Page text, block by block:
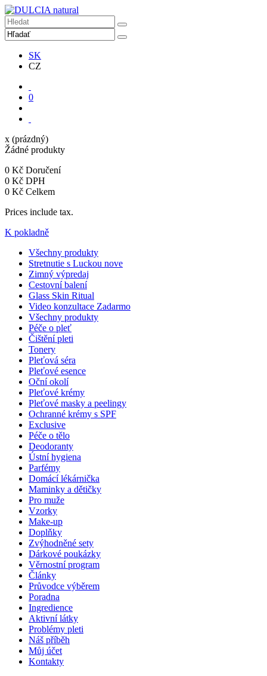
SK
CZ
0
x (prázdný)
Žádné produkty
0 Kč Doručení
0 Kč DPH
0 Kč Celkem
Prices include tax.
K pokladně
Všechny produkty
Stretnutie s Luckou nove
Zimný výpredaj
Cestovní balení
Glass Skin Ritual
Video konzultace Zadarmo
Všechny produkty
Péče o pleť
Čištění pleti
Tonery
Pleťová séra
Pleťové esence
Oční okolí
Pleťové krémy
Pleťové masky a peelingy
Ochranné krémy s SPF
Exclusive
Péče o tělo
Deodoranty
Ústní hygiena
Parfémy
Domácí lékárnička
Maminky a dětičky
Pro muže
Vzorky
Make-up
Doplňky
Zvýhodněné sety
Dárkové poukázky
Věrnostní program
Články
Průvodce výběrem
Poradna
Ingredience
Aktivní látky
Problémy pleti
Náš příběh
Můj účet
Kontakty